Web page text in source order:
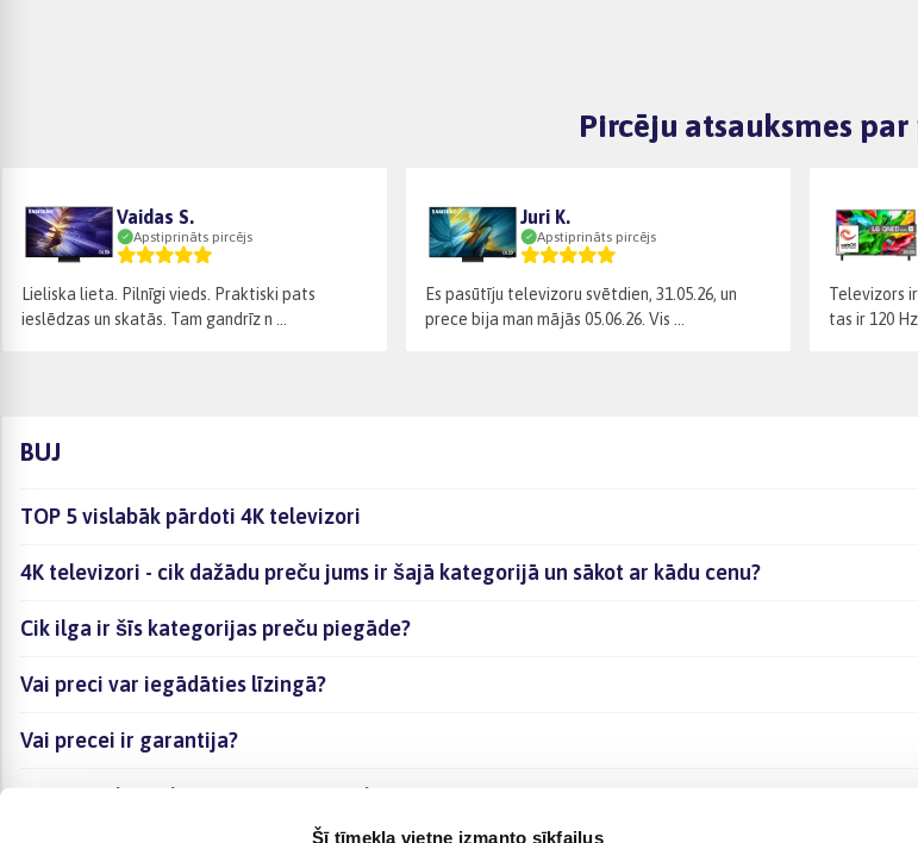
Šī tīmekļa vietne izmanto sīkfailus
Pircēju atsauksmes par
Vaidas S.
Apstiprināts pircējs
Lieliska lieta. Pilnīgi vieds. Praktiski pats
ieslēdzas un skatās. Tam gandrīz n ...
Juri K.
Apstiprināts pircējs
Es pasūtīju televizoru svētdien, 31.05.26, un
prece bija man mājās 05.06.26. Vis ...
Televizors
tas ir 120 Hz.
BUJ
TOP 5 vislabāk pārdoti 4K televizori
4K televizori - cik dažādu preču jums ir šajā kategorijā un sākot ar kādu cenu?
Cik ilga ir šīs kategorijas preču piegāde?
Vai preci var iegādāties līzingā?
Vai precei ir garantija?
Kā visērtāk izvēlēties sev piemērotāko preci?